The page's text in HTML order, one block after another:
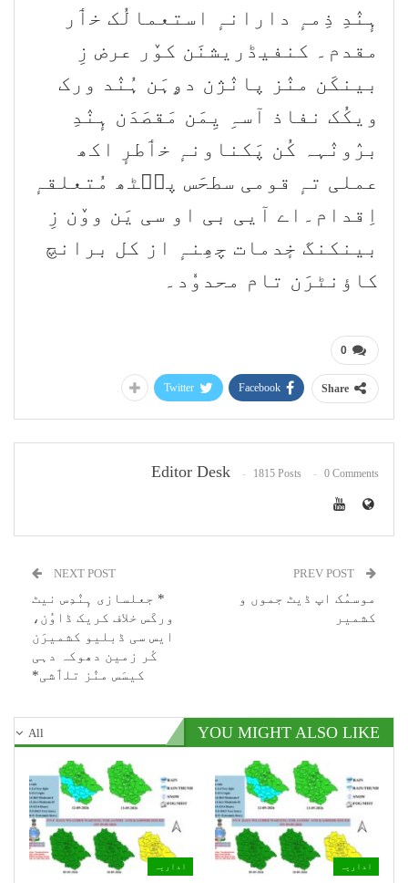
ہٕنٛدِ ذِمہٕ دارانہٕ استعمالُک خٲر
مقدم۔ کنفیڈریشنَن کوٚر عرض زِ
بینکَن منٛز پانٛژن دۄہَن ہُنٛد ورک
ویکُک نفاذ آسہِ یِمَن مَقصَدَن ہٕنٛدِ
برٛونٛہہ کُن پَکناونہٕ خٲطرٕ اکھ
عملی تہٕ قومی سطحَس پٮ۪ٹھ مُتعلقہٕ
اِقدام۔اے آیی بی او سی یَن ووٚن زِ
بینکنگ خٕدمات چھِنہٕ از کل برانچ
کاؤنٹرَن تام محدوٗد۔
0
Share
Facebook
Twitter
Editor Desk 1815 Posts 0 Comments
موسمُک اپ ڈیٹ جموں و
کشمیر
NEXT POST
* جعلسازی ہٕنٛدِس نیٹ
ورکَس خلاف کریک ڈاوُن،
ایس سی ڈبلیو کشمیرَن
کٔر زمین دھوکہ دہی
کیسَس منٛز تلٲشی*
All YOU MIGHT ALSO LIKE
اداریہ اداریہ